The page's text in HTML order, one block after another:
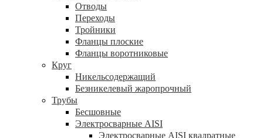
Отводы
Переходы
Тройники
Фланцы плоские
Фланцы воротниковые
Круг
Никельсодержащий
Безникелевый жаропрочный
Трубы
Бесшовные
Электросварные AISI
Электросварные AISI квадратные